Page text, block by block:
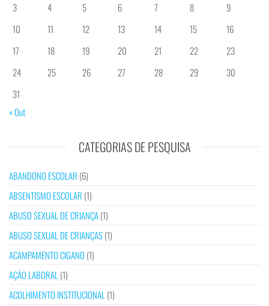
3
4 5 6 7 8
9
10
11 12 13 14 15
16
17
18 19 20 21 22
23
24
25 26 27 28 29
30
31
« Out
CATEGORIAS DE PESQUISA
ABANDONO ESCOLAR (6)
ABSENTISMO ESCOLAR (1)
ABUSO SEXUAL DE CRIANÇA(1)
ABUSO SEXUAL DE CRIANÇAS(1)
ACAMPAMENTO CIGANO (1)
AÇÃO LABORAL (1)
ACOLHIMENTO INSTITUCIONAL (1)